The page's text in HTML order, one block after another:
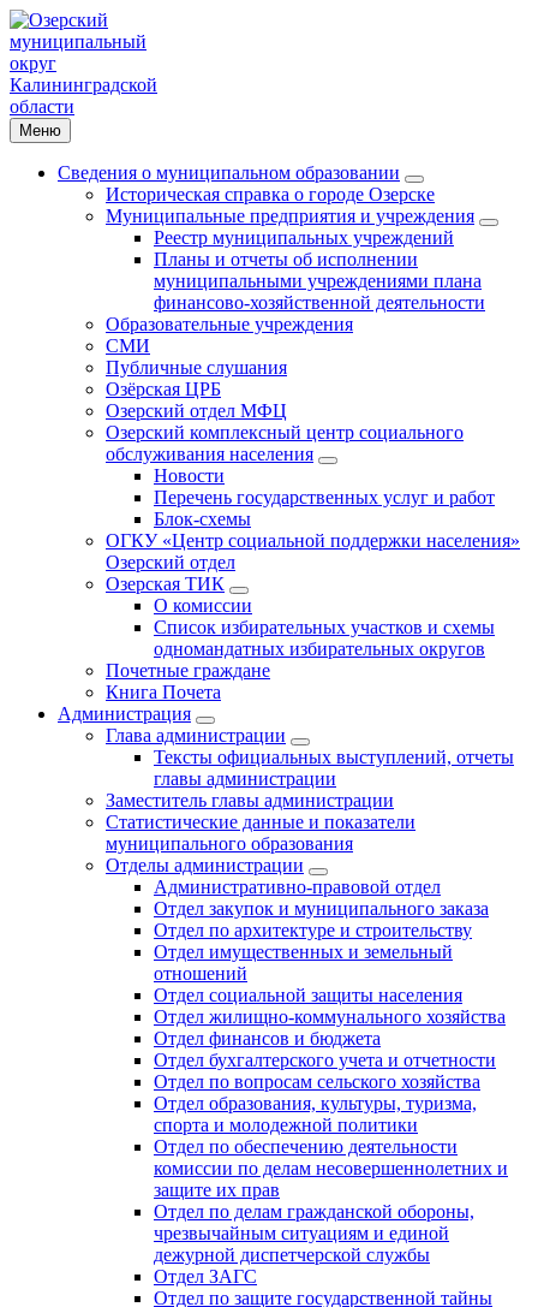
Меню
Сведения о муниципальном образовании
Историческая справка о городе Озерске
Муниципальные предприятия и учреждения
Реестр муниципальных учреждений
Планы и отчеты об исполнении
муниципальными учреждениями плана
финансово-хозяйственной деятельности
Образовательные учреждения
СМИ
Публичные слушания
Озёрская ЦРБ
Озерский отдел МФЦ
Озерский комплексный центр социального
обслуживания населения
Новости
Перечень государственных услуг и работ
Блок-схемы
ОГКУ «Центр социальной поддержки населения»
Озерский отдел
Озерская ТИК
О комиссии
Список избирательных участков и схемы
одномандатных избирательных округов
Почетные граждане
Книга Почета
Администрация
Глава администрации
Тексты официальных выступлений, отчеты
главы администрации
Заместитель главы администрации
Статистические данные и показатели
муниципального образования
Отделы администрации
Административно-правовой отдел
Отдел закупок и муниципального заказа
Отдел по архитектуре и строительству
Отдел имущественных и земельный
отношений
Отдел социальной защиты населения
Отдел жилищно-коммунального хозяйства
Отдел финансов и бюджета
Отдел бухгалтерского учета и отчетности
Отдел по вопросам сельского хозяйства
Отдел образования, культуры, туризма,
спорта и молодежной политики
Отдел по обеспечению деятельности
комиссии по делам несовершеннолетних и
защите их прав
Отдел по делам гражданской обороны,
чрезвычайным ситуациям и единой
дежурной диспетчерской службы
Отдел ЗАГС
Отдел по защите государственной тайны